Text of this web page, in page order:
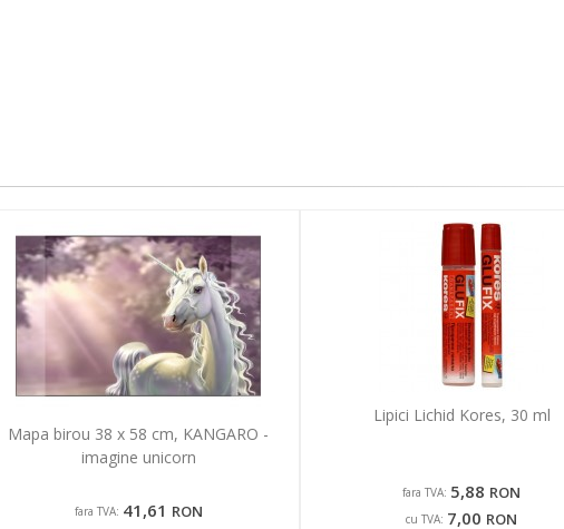
Mapa birou 38 x 58 cm, KANGARO -
imagine unicorn
fara TVA: 41,61 RON
Lipici Lichid Kores, 30 ml
fara TVA: 5,88 RON
cu TVA: 7,00 RON